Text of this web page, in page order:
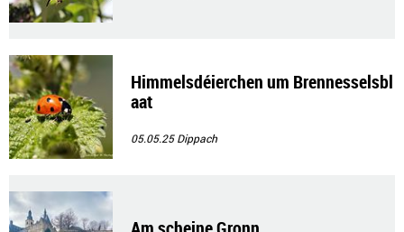
Himmelsdéierchen um Brennesselsbl
aat
05.05.25Dippach